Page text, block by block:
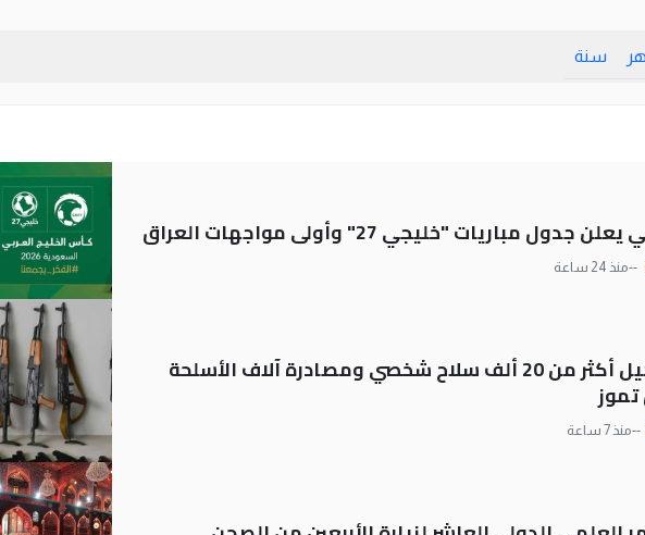
سنة
مباريات "خليجي 27" وأولى مواجهات العراق
--منذ 24 ساعة
الداخلية: تسجيل أكثر من 20 ألف سلاح شخصي ومصادرة آلاف الأسلحة
--منذ 7 ساعة